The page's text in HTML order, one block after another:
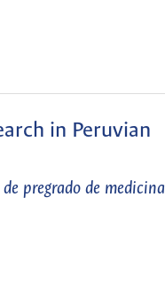
in Peruvian
pregrado de medicina